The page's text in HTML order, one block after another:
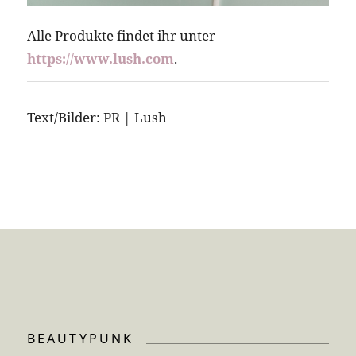
Alle Produkte findet ihr unter
https://www.lush.com.
Text/Bilder: PR | Lush
BEAUTYPUNK